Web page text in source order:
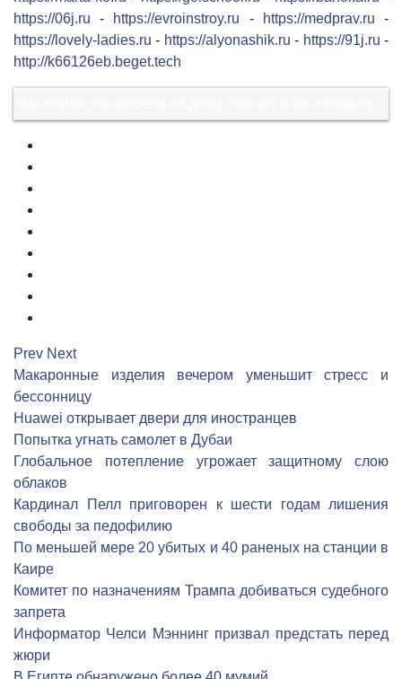
https://06j.ru - https://evroinstroy.ru - https://medprav.ru -
https://lovely-ladies.ru - https://alyonashik.ru - https://91j.ru -
http://k66126eb.beget.tech
Prev Next
Макаронные изделия вечером уменьшит стресс и
бессонницу
Huawei открывает двери для иностранцев
Попытка угнать самолет в Дубаи
Глобальное потепление угрожает защитному слою
облаков
Кардинал Пелл приговорен к шести годам лишения
свободы за педофилию
По меньшей мере 20 убитых и 40 раненых на станции в
Каире
Комитет по назначениям Трампа добиваться судебного
запрета
Информатор Челси Мэннинг призвал предстать перед
жюри